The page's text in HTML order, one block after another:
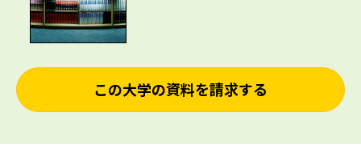
この大学の資料を請求する